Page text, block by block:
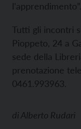
l’apprendimento”.
Tutti gli incontri
Pioppeto, 24 a
sede della
prenotazione
0461.993963.
diAlberto Rudari